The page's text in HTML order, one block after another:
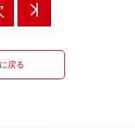
戻る